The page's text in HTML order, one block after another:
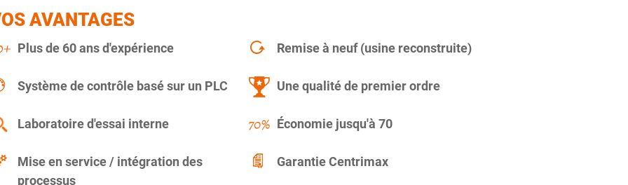
AVANTAGES
Plus de 60 ans d'expérience Remise à neuf (usine reconstruite)
Système de contrôle basé sur un PLC Une qualité de premier ordre
Laboratoire d'essai interne Économie jusqu'à 70
Mise en service / intégration des
processus
Garantie Centrimax